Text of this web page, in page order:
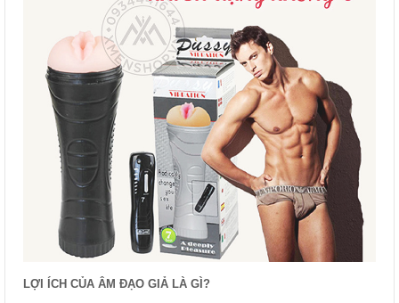
LỢI ÍCH CỦA ÂM ĐẠO GIẢ LÀ GÌ?